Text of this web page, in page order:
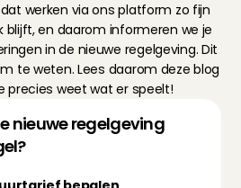
werken via ons platform zo fijn
en daarom informeren we je
in de nieuwe regelgeving. Dit
te weten. Lees daarom deze blog
precies weet wat er speelt!
nieuwe regelgeving